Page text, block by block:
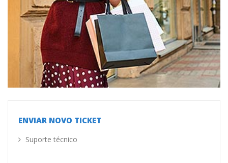
ENVIAR NOVO TICKET
Suporte técnico